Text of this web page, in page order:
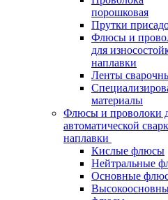
порошковая
Прутки
Флюсы и
для
наплавки
Ленты
материалы
Флюсы и проволоки
автоматической
наплавки
Кислые флюсы
Нейтральные
Основные